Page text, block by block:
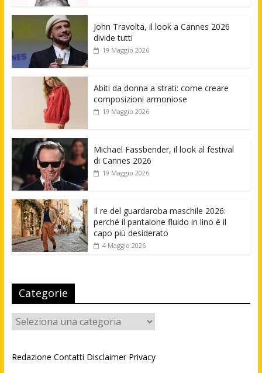
John Travolta, il look a Cannes 2026
divide tutti
19 Maggio 2026
Abiti da donna a strati: come creare
composizioni armoniose
19 Maggio 2026
Michael Fassbender, il look al festival
di Cannes 2026
19 Maggio 2026
Il re del guardaroba maschile 2026:
perché il pantalone fluido in lino è il
capo più desiderato
4 Maggio 2026
Categorie
Categorie
Redazione Contatti Disclaimer Privacy